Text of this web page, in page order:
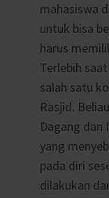
mahasiswa
untuk bisa
harus
Terlebih
salah satu
Rasjid.
Dagang dan
yang
pada diri
dilakukan